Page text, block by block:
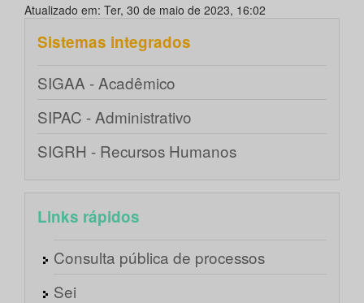
Atualizado em: Ter, 30 de maio de 2023, 16:02
Sistemas integrados
SIGAA - Acadêmico
SIPAC - Administrativo
SIGRH - Recursos Humanos
Links rápidos
Consulta pública de processos
Sei